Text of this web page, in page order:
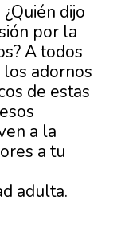
¿Quién dijo
por la
A todos
adornos
de estas
a la
a tu
adulta.